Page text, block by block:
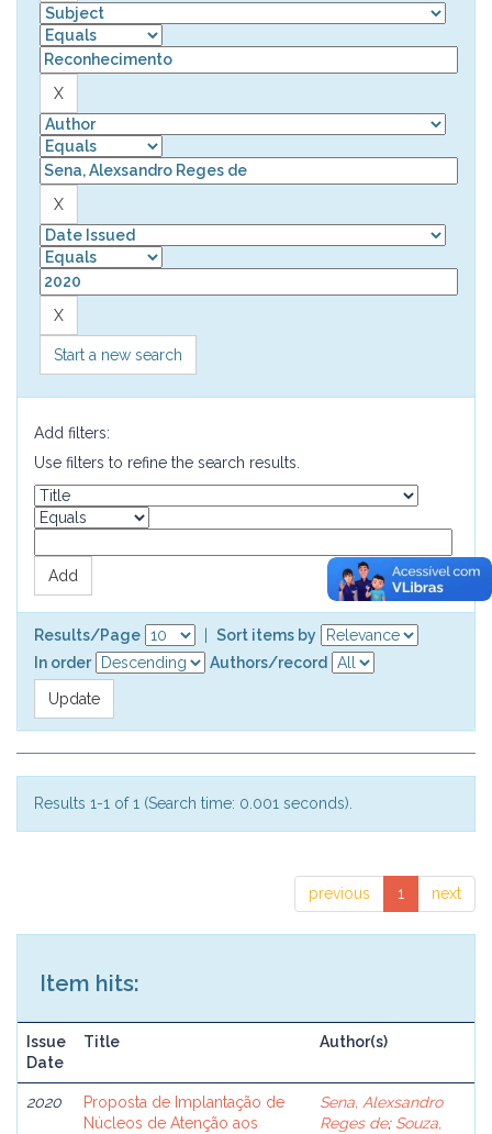
Start a new search
Add filters:
Use filters to refine the search results.
Results/Page
Sort items by
In order
Authors/record
Results 1-1 of 1 (Search time: 0.001 seconds).
previous 1 next
Item hits:
Issue
Date
Title Author(s)
2020
Proposta de Implantação de
Núcleos de Atenção aos
Sena, Alexsandro
Reges de; Souza,